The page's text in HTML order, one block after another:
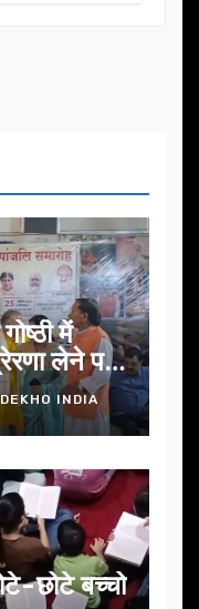
में
लेने पर
INDIA
छोटे बच्चो